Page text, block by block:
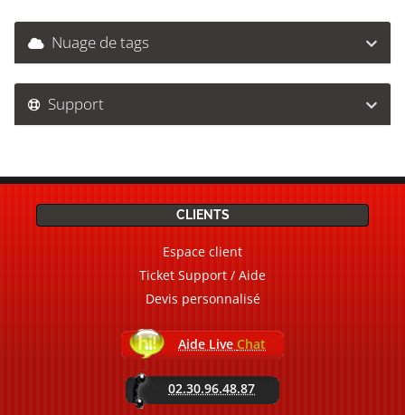
Nuage de tags
Support
CLIENTS
Espace client
Ticket Support / Aide
Devis personnalisé
Aide Live Chat
02.30.96.48.87